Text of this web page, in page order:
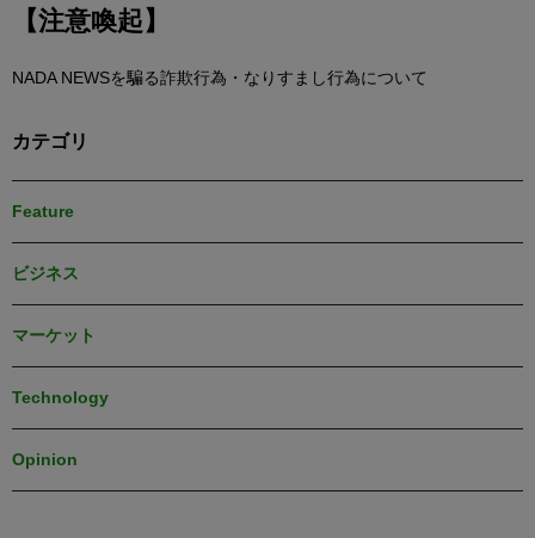
【注意喚起】
NADA NEWSを騙る詐欺行為・なりすまし行為について
カテゴリ
Feature
ビジネス
マーケット
Technology
Opinion